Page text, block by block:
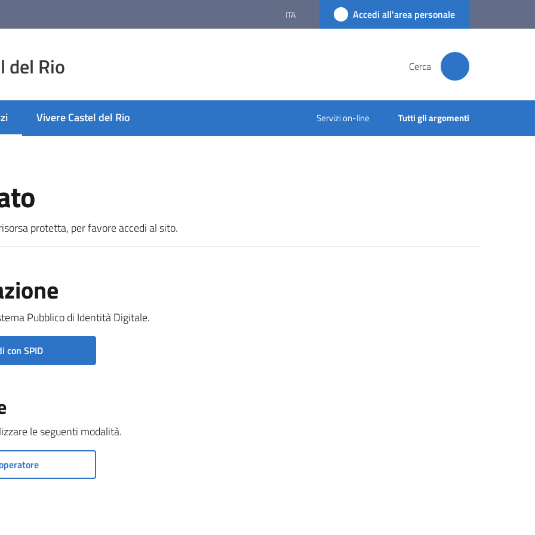
ITA Accedi all'area personale
del Rio Cerca
selezionatoVivere Castel del Rio Servizi on-line Tutti gli argomenti
protetta, per favore accedi al sito.
Pubblico di Identità Digitale.
con SPID
le seguenti modalità.